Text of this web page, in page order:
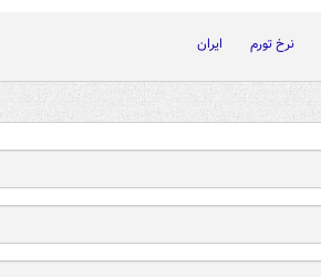
نرخ تورم ایران